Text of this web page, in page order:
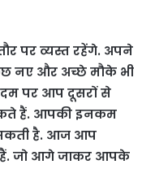
पर व्यस्त रहेंगे. अपने
नए और अच्छे मौके भी
पर आप दूसरों से
हैं. आपकी इनकम
सकती है. आज आप
जो आगे जाकर आपके